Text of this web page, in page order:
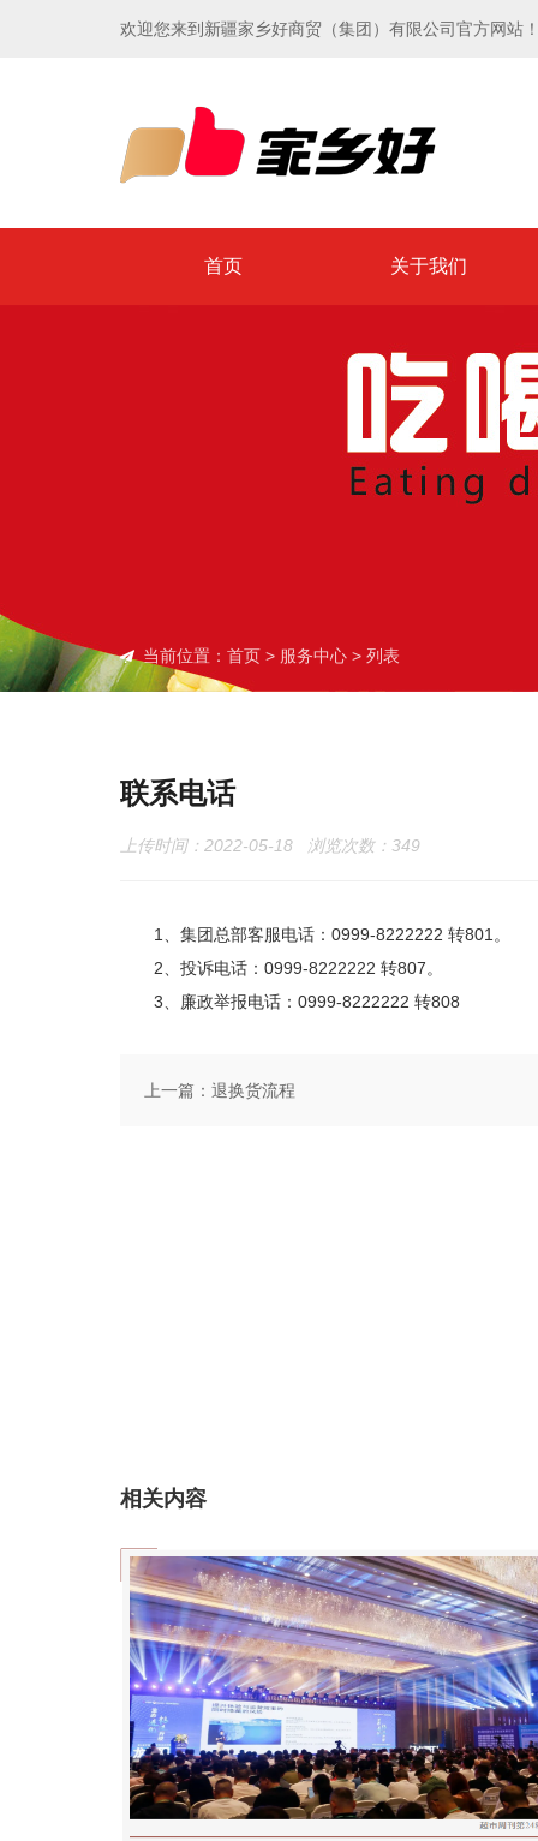
欢迎您来到新疆家乡好商贸（集团）有限公司官方网站
首页 关于我们
当前位置： 首页 > 服务中心 > 列表
联系电话
上传时间：2022-05-18 浏览次数： 349
1、集团总部客服电话：0999-8222222 转801。
2、投诉电话：0999-8222222 转807。
3、廉政举报电话：0999-8222222 转808
上一篇： 退换货流程
相关内容